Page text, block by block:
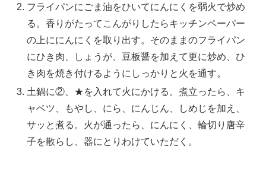
フライパンにごま油をひいてにんにくを弱火で炒め
る。香りがたってこんがりしたらキッチンペーパー
の上ににんにくを取り出す。そのままのフライパン
にひき肉、しょうが、豆板醤を加えて更に炒め、ひ
き肉を焼き付けるようにしっかりと火を通す。
土鍋に②、★を入れて火にかける。煮立ったら、キ
ャベツ、もやし、にら、にんじん、しめじを加え、
サッと煮る。火が通ったら、にんにく、輪切り唐辛
子を散らし、器にとりわけていただく。